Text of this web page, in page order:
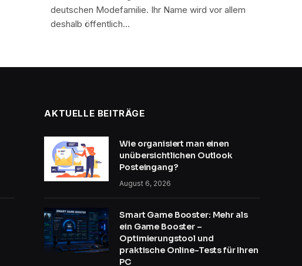
deutschen Modefamilie. Ihr Name wird vor allem
deshalb öffentlich…
AKTUELLE BEITRÄGE
Wie organisiert man einen
unübersichtlichen Outlook
Posteingang?
August 6, 2026
Smart Game Booster: Mehr als
ein Game Booster –
Optimierungstool und
praktische Online-Tests für Ihren
PC